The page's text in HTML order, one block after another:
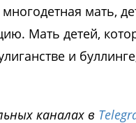
многодетная мать,
Мать детей,
и
каналах в